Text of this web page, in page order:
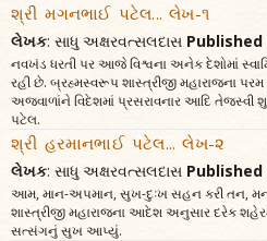
શ્રી મગનભાઈ પટેલ... લેખ-૧
લેખક: સાધુ અક્ષરવત્સલદાસ Published
નવખંડ ધરતી પર આજે વિશ્વના અનેક દેશોમાં
રહી છે. બ્રહ્મસ્વરૂપ શાસ્ત્રીજી મહારાજના
અજવાળાંને વિદેશમાં પ્રસરાવનાર આદિ તેજસ્વી
પટેલ.
શ્રી હરમાનભાઈ પટેલ... લેખ-૨
લેખક: સાધુ અક્ષરવત્સલદાસ Published
આમ, માન-અપમાન, સુખ-દુઃખ સહન કરી તન,
શાસ્ત્રીજી મહારાજના આદેશ અનુસાર દરેક
સત્સંગનું સુખ આપ્યું.